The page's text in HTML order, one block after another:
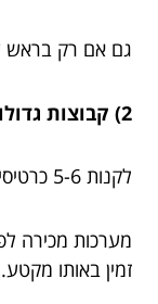
גם אם רק בראש
2) קבוצות גדולות
לקנות 5-6 כרטיסים יחד לא תמיד פשוט.
מערכות מכירה
זמין באותו מקטע.